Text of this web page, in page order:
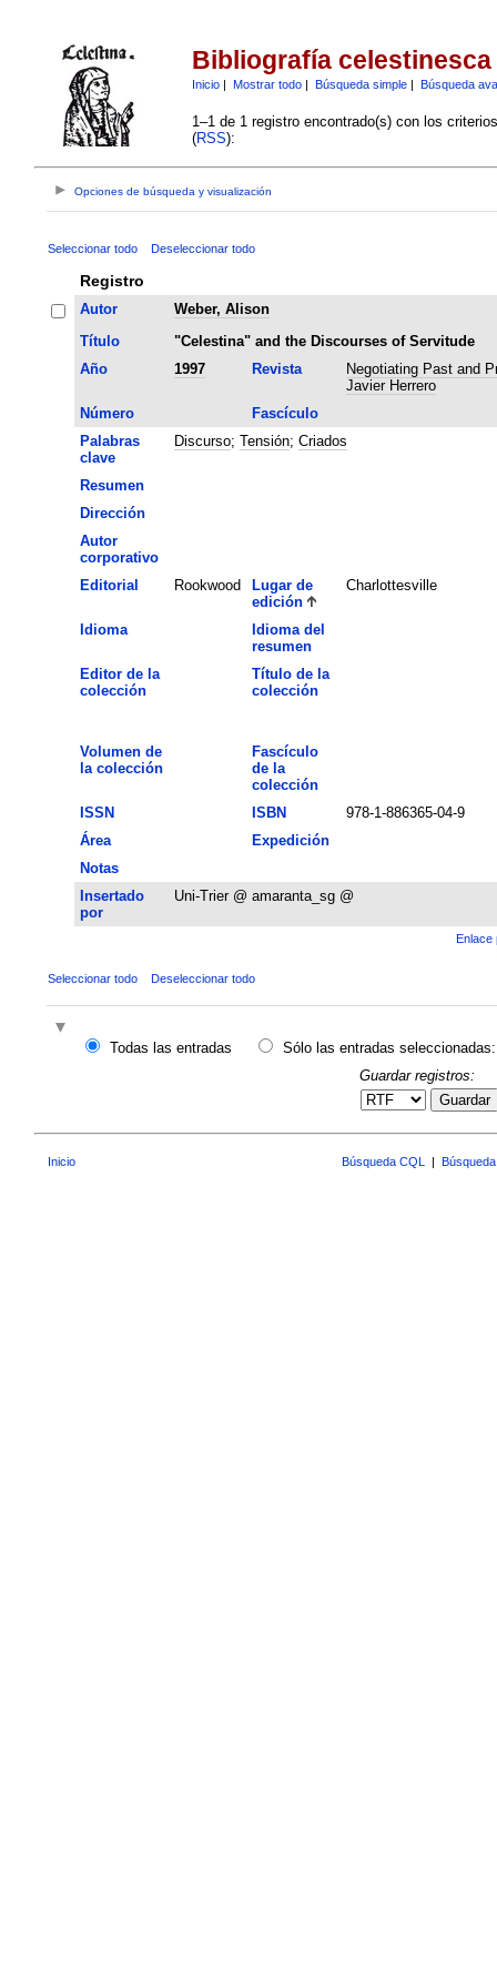
Bibliografía celestinesca
Inicio| Mostrar todo| Búsqueda simple| Búsqueda
1–1 de 1 registro encontrado(s) con los
(RSS):
Opciones de búsqueda y visualización
Seleccionar todo Deseleccionar todo
Registro
Autor
Weber, Alison
Título
"Celestina" and the Discourses of Servitude
Año
1997 Revista
Negotiating Past and
Javier Herrero
Número
Fascículo
Palabras
clave
Discurso; Tensión; Criados
Resumen
Dirección
Autor
corporativo
Editorial
Rookwood
Lugar de
edición
Charlottesville
Idioma
Idioma del
resumen
Editor de la
colección
Título de la
colección
Volumen de
la colección
Fascículo
de la
colección
ISSN
ISBN
978-1-886365-04-9
Área
Expedición
Notas
Insertado
por
Uni-Trier @ amaranta_sg @
Enlace
Seleccionar todo Deseleccionar todo
Todas las entradas
Sólo las entradas seleccionadas:
Guardar registros:
Guardar
Inicio Búsqueda CQL